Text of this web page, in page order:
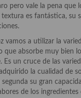
de especias
pero vale la pena que
textura es fantástica, su
vamos a utilizar la
que absorbe muy bien
Es un cruce de las
la cualidad de
su gran
de los ingredientes